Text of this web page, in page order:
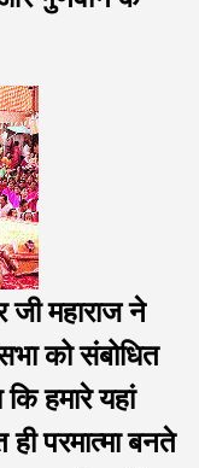
जी महाराज ने
को संबोधित
हमारे यहां
ही परमात्मा बनते